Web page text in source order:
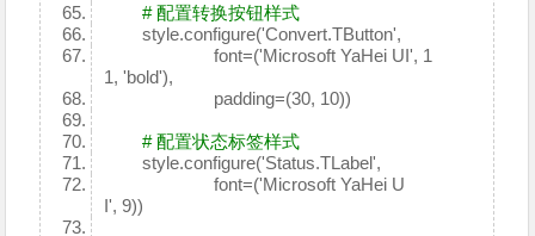
# 配置转换按钮样式
style.configure('Convert.TButton',
font=('Microsoft YaHei UI', 1
1, 'bold'),
padding=(30, 10))
# 配置状态标签样式
style.configure('Status.TLabel',
font=('Microsoft YaHei U
I', 9))